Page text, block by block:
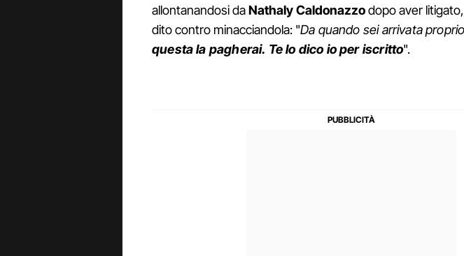
allontanandosi daNathaly Caldonazzodopo aver
dito contro minacciandola: "Da quando sei arrivata
questa la pagherai. Te lo dico io per iscritto".